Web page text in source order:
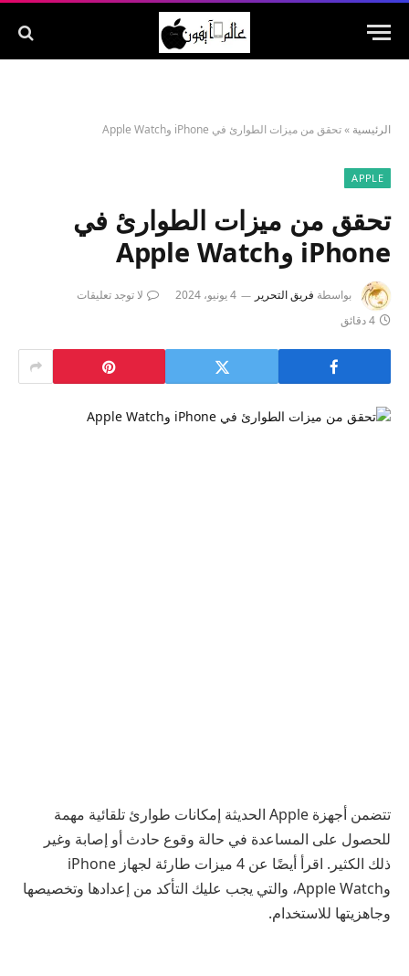
الرئيسية »تحقق من ميزات الطوارئ في iPhone وApple Watch
APPLE
تحقق من ميزات الطوارئ في
iPhone وApple Watch
بواسطة فريق التحرير 4 يونيو، 2024
لا توجد تعليقات
4 دقائق
تتضمن أجهزة Apple الحديثة إمكانات طوارئ تلقائية مهمة
للحصول على المساعدة في حالة وقوع حادث أو إصابة وغير
ذلك الكثير. اقرأ أيضًا عن 4 ميزات طارئة لجهاز iPhone
وApple Watch، والتي يجب عليك التأكد من إعدادها وتخصيصها
وجاهزيتها للاستخدام.